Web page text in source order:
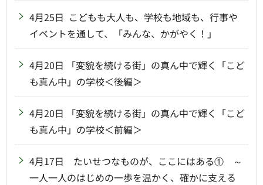
4月25日 こどもも大人も、学校も地域も、行事や
イベントを通して、「みんな、かがやく！」
4月20日 「変貌を続ける街」の真ん中で輝く「こど
も真ん中」の学校＜後編＞
4月20日 「変貌を続ける街」の真ん中で輝く「こど
も真ん中」の学校＜前編＞
4月17日 たいせつなものが、ここにはある① ～
一人一人のはじめの一歩を温かく、確かに支える